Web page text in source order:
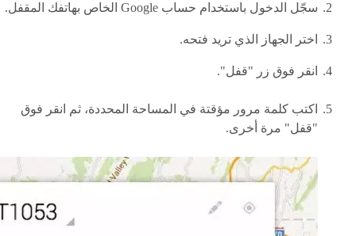
سجّل الدخول باستخدام حساب Google الخاص بهاتفك المقفل.
اختر الجهاز الذي تريد فتحه.
انقر فوق زر "قفل".
اكتب كلمة مرور مؤقتة في المساحة المحددة، ثم انقر فوق
"قفل" مرة أخرى.